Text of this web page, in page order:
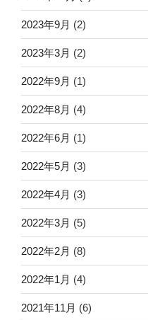
2023年9月 (2)
2023年3月 (2)
2022年9月 (1)
2022年8月 (4)
2022年6月 (1)
2022年5月 (3)
2022年4月 (3)
2022年3月 (5)
2022年2月 (8)
2022年1月 (4)
2021年11月 (6)